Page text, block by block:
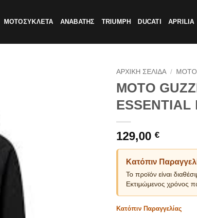
ΜΟΤΟΣΥΚΛΕΤΑ ΑΝΑΒΑΤΗΣ TRIUMPH DUCATI APRILIA
ΑΡΧΙΚΗ ΣΕΛΙΔΑ /
MOTO
129,00 €
Κατόπιν
Το προϊόν είναι
Εκτιμώμενος χρόνος
Κατόπιν Παραγγελίας